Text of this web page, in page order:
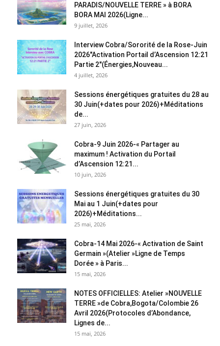
PARADIS/NOUVELLE TERRE » à BORA
BORA MAI 2026(Ligne...
9 juillet, 2026
Interview Cobra/Sororité de la Rose-Juin
2026″Activation Portail d’Ascension 12:21
Partie 2″(Énergies,Nouveau...
4 juillet, 2026
Sessions énergétiques gratuites du 28 au
30 Juin(+dates pour 2026)+Méditations
de...
27 juin, 2026
Cobra-9 Juin 2026-« Partager au
maximum ! Activation du Portail
d’Ascension 12:21...
10 juin, 2026
Sessions énergétiques gratuites du 30
Mai au 1 Juin(+dates pour
2026)+Méditations...
25 mai, 2026
Cobra-14 Mai 2026-« Activation de Saint
Germain »(Atelier »Ligne de Temps
Dorée » à Paris...
15 mai, 2026
NOTES OFFICIELLES: Atelier »NOUVELLE
TERRE »de Cobra,Bogota/Colombie 26
Avril 2026(Protocoles d’Abondance,
Lignes de...
15 mai, 2026